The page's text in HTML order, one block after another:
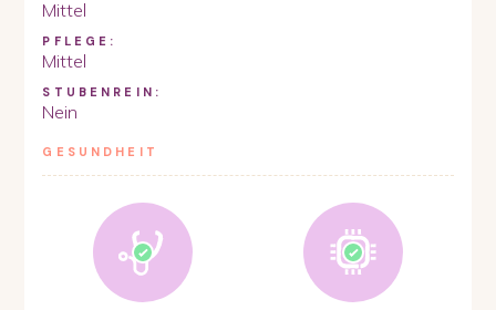
Mittel
PFLEGE:
Mittel
STUBENREIN:
Nein
GESUNDHEIT